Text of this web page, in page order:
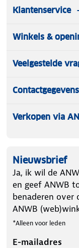
Klantenservice
Winkels &
Veelgestelde
Contactgegevens
Verkopen via
Nieuwsbrief
Ja, ik wil de
en geef ANWB
benaderen over
ANWB
*Alleen voor leden
E-mailadres